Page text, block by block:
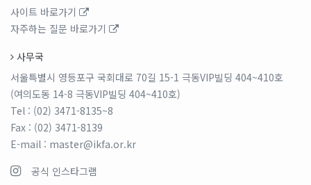
사이트 바로가기
자주하는 질문 바로가기
사무국
서울특별시 영등포구 국회대로 70길 15-1 극동VIP빌딩 404~410호
(여의도동 14-8 극동VIP빌딩 404~410호)
Tel : (02) 3471-8135~8
Fax : (02) 3471-8139
E-mail : master@ikfa.or.kr
공식 인스타그램